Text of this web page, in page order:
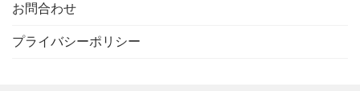
お問合わせ
プライバシーポリシー